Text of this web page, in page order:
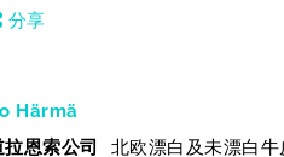
分享
Härmä
恩索公司
北欧漂白及未漂白